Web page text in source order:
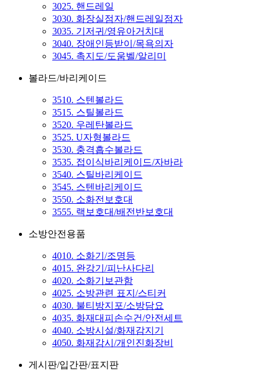
3025. 핸드레일
3030. 화장실점자/핸드레일점자
3035. 기저귀/영유아거치대
3040. 장애인등받이/목욕의자
3045. 촉지도/도움벨/알리미
볼라드/바리케이드
3510. 스텐볼라드
3515. 스틸볼라드
3520. 우레탄볼라드
3525. U자형볼라드
3530. 충격흡수볼라드
3535. 접이식바리케이드/자바라
3540. 스틸바리케이드
3545. 스텐바리케이드
3550. 소화전보호대
3555. 랙보호대/배전반보호대
소방안전용품
4010. 소화기/조명등
4015. 완강기/피난사다리
4020. 소화기보관함
4025. 소방관련 표지/스티커
4030. 불티방지포/소방담요
4035. 화재대피손수건/안전세트
4040. 소방시설/화재감지기
4050. 화재감시/개인진화장비
게시판/입간판/표지판